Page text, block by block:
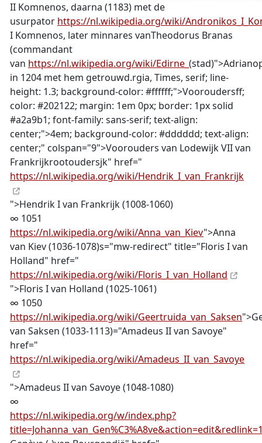
II Komnenos, daarna (1183) met de
usurpator https://nl.wikipedia.org/wiki/
I Komnenos, later minnares vanTheodorus Branas
(commandant
van https://nl.wikipedia.org/wiki/Edirne_
in 1204 met hem getrouwd.rgia, Times, serif; line-
height: 1.3; background-color: #ffffff;">Vooroudersff;
color: #202122; margin: 1em 0px; border: 1px solid
#a2a9b1; font-family: sans-serif; text-align:
center;">4em; background-color: #dddddd; text-align:
center;" colspan="9">Voorouders van Lodewijk VII van
Frankrijkrootoudersjk" href="
https://nl.wikipedia.org/wiki/Hendrik_I_van_Frankrijk
">Hendrik I van Frankrijk (1008-1060)
∞ 1051
https://nl.wikipedia.org/wiki/Anna_van_Kiev">Anna
van Kiev (1036-1078)s="mw-redirect" title="Floris I van
Holland" href="
https://nl.wikipedia.org/wiki/Floris_I_van_Holland
">Floris I van Holland (1025-1061)
∞ 1050
https://nl.wikipedia.org/wiki/Geertruida_van_Saksen
van Saksen (1033-1113)="Amadeus II van Savoye"
href="
https://nl.wikipedia.org/wiki/Amadeus_II_van_Savoye
">Amadeus II van Savoye (1048-1080)
∞
https://nl.wikipedia.org/w/index.php?